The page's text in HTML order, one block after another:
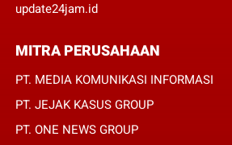
update24jam.id
MITRA PERUSAHAAN
PT. MEDIA KOMUNIKASI INFORMASI
PT. JEJAK KASUS GROUP
PT. ONE NEWS GROUP